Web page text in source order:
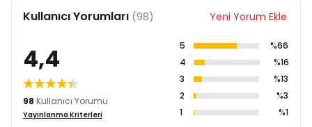
A Vitamini 1.000 IU/kg
Taurin 250 mg/kg
Rimba Sos İçinde Parçalı Ton Balıklı Kedi
Konservesi 400gr
İçerik
Kullanıcı Yorumları (98) Yeni Yorum Ekle
4,4
98 Kullanıcı Yorumu
Yayınlanma Kriterleri
5
%66
4
%16
3
%13
2
%3
1
%1